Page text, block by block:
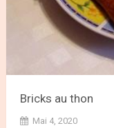
Bricks au thon
Mai 4, 2020